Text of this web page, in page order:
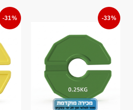
-33%
-31%